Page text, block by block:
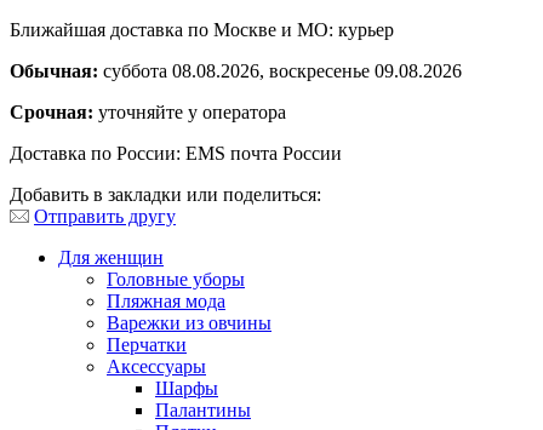
Ближайшая доставка по Москве и МО: курьер
Обычная: суббота 08.08.2026, воскресенье 09.08.2026
Срочная: уточняйте у оператора
Доставка по России: EMS почта России
Добавить в закладки или поделиться:
Отправить другу
Для женщин
Головные уборы
Пляжная мода
Варежки из овчины
Перчатки
Аксессуары
Шарфы
Палантины